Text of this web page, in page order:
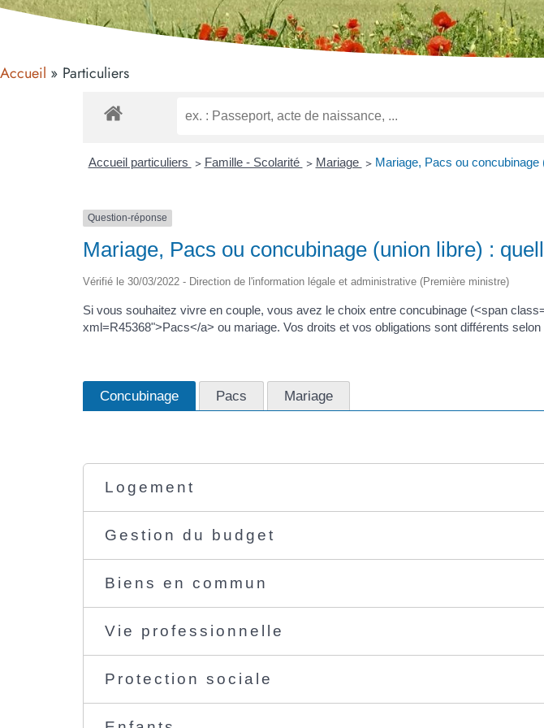
Accueil Particuliers
Accueil particuliers > Famille - Scolarité > Mariage > Mariage, Pacs ou
Question-réponse
Mariage, Pacs ou concubinage (union libre) :
Vérifié le 30/03/2022 - Direction de l'information légale et administrative (Première ministre)
Si vous souhaitez vivre en couple, vous avez le choix entre concubinage (<span
xml=R45368">Pacs</a> ou mariage. Vos droits et vos obligations sont différents
Concubinage Pacs Mariage
Logement
Gestion du budget
Biens en commun
Vie professionnelle
Protection sociale